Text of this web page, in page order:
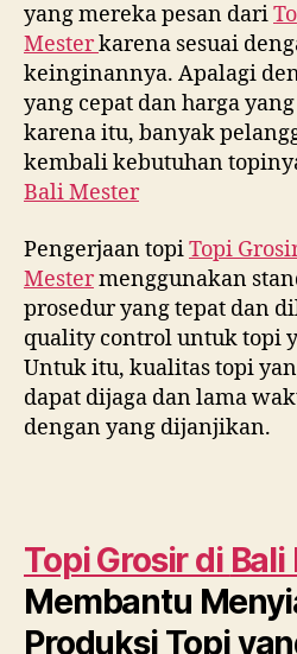
yang mereka pesan dari
Mesterkarena sesuai
keinginannya. Apalagi
yang cepat dan harga
karena itu, banyak
kembali kebutuhan
Bali Mester
Pengerjaan topiTopi
Mestermenggunakan
prosedur yang tepat dan
quality control untuk topi
Untuk itu, kualitas topi
dapat dijaga dan lama
dengan yang dijanjikan.
Topi Grosir di Bali
Membantu
Produksi Topi